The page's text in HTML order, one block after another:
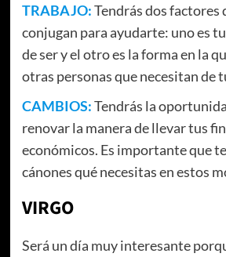
TRABAJO:Tendrás dos factores
conjugan para ayudarte: uno es
de ser y el otro es la forma en la
otras personas que necesitan de
CAMBIOS:Tendrás la
renovar la manera de llevar tus
económicos. Es importante que
cánones qué necesitas en estos
VIRGO
Será un día muy interesante